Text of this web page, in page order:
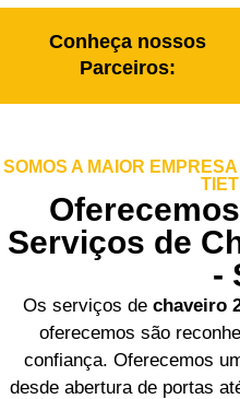
Conheça nossos
Parceiros:
SOMOS A MAIOR
Serviços de
-
Os serviços de chaveiro
oferecemos são
confiança. Oferecemos
desde abertura de portas